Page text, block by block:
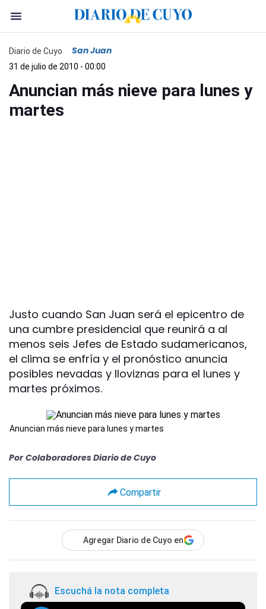
Diario de Cuyo San Juan
31 de julio de 2010 - 00:00
Anuncian más nieve para lunes y
martes
Justo cuando San Juan será el epicentro de
una cumbre presidencial que reunirá a al
menos seis Jefes de Estado sudamericanos,
el clima se enfría y el pronóstico anuncia
posibles nevadas y lloviznas para el lunes y
martes próximos.
Anuncian más nieve para lunes y martes
Por Colaboradores Diario de Cuyo
Compartir
Agregar Diario de Cuyo en
Escuchá la nota completa